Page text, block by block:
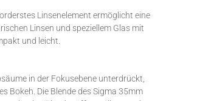
Linsenelement ermöglicht eine
Linsen und speziellem Glas mit
und leicht.
in der Fokusebene unterdrückt,
Bokeh. Die Blende des Sigma 35mm